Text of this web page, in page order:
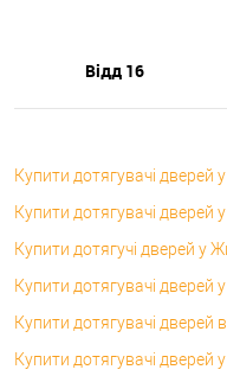
Відд 16
Купити дотягувачі дверей у
Купити дотягувачі дверей у
Купити дотягучі дверей у
Купити дотягувачі дверей
Купити дотягувачі дверей
Купити дотягувачі дверей